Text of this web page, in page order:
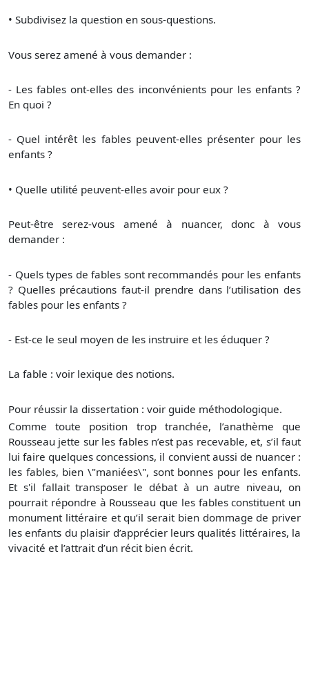
• Subdivisez la question en sous-questions.
Vous serez amené à vous demander :
- Les fables ont-elles des inconvénients pour les enfants ?
En quoi ?
- Quel intérêt les fables peuvent-elles présenter pour les
enfants ?
• Quelle utilité peuvent-elles avoir pour eux ?
Peut-être serez-vous amené à nuancer, donc à vous
demander :
- Quels types de fables sont recommandés pour les enfants
? Quelles précautions faut-il prendre dans l’utilisation des
fables pour les enfants ?
- Est-ce le seul moyen de les instruire et les éduquer ?
La fable : voir lexique des notions.
Pour réussir la dissertation : voir guide méthodologique.
Comme toute position trop tranchée, l’anathème que
Rousseau jette sur les fables n’est pas recevable, et, s’il faut
lui faire quelques concessions, il convient aussi de nuancer :
les fables, bien \"maniées\", sont bonnes pour les enfants.
Et s'il fallait transposer le débat à un autre niveau, on
pourrait répondre à Rousseau que les fables constituent un
monument littéraire et qu’il serait bien dommage de priver
les enfants du plaisir d’apprécier leurs qualités littéraires, la
vivacité et l’attrait d’un récit bien écrit.